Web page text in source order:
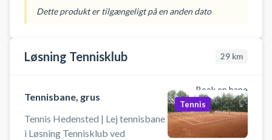
badmintonbane og spil badminton
i Brædstrup på en af
tider á 60 min. ✔ Medbring egen
ketcher og fjerbolde. ✔ Der
✔ Gratis parkering ved
Dette produkt er tilgængeligt på en anden dato
Løsning Tennisklub 29 km
Book en bane
Tennisbane, grus
Tennis Hedensted | Lej tennisbane
i Løsning Tennisklub ved
Tennis